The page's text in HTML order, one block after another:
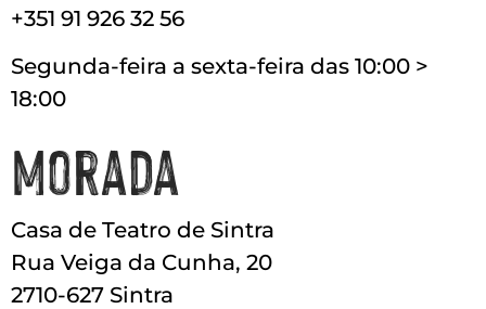
+351 91 926 32 56
Segunda-feira a sexta-feira das 10:00 >
18:00
Morada
Casa de Teatro de Sintra
Rua Veiga da Cunha, 20
2710-627 Sintra